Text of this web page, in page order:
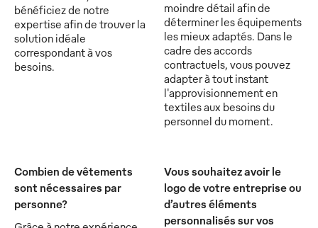
bénéficiez de notre
expertise afin de trouver la
solution idéale
correspondant à vos
besoins.
moindre détail afin de
déterminer les équipements
les mieux adaptés. Dans le
cadre des accords
contractuels, vous pouvez
adapter à tout instant
l'approvisionnement en
textiles aux besoins du
personnel du moment.
Combien de vêtements
sont nécessaires par
personne?
Vous souhaitez avoir le
logo de votre entreprise ou
d’autres éléments
personnalisés sur vos